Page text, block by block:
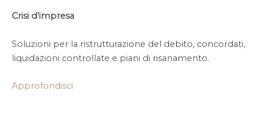
Crisi d’impresa
Soluzioni per la ristrutturazione del debito, concordati,
liquidazioni controllate e piani di risanamento.
Approfondisci